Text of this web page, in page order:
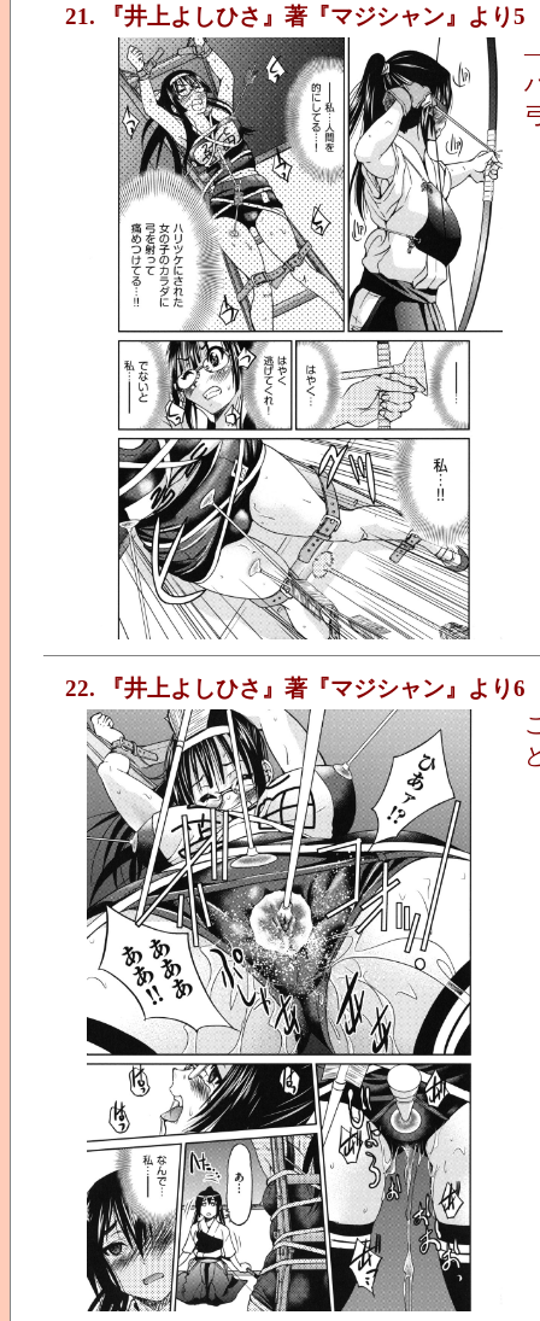
21. 『井上よしひさ』著『マジシャン』より5
22. 『井上よしひさ』著『マジシャン』より6